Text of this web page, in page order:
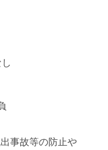
事故等の防止や